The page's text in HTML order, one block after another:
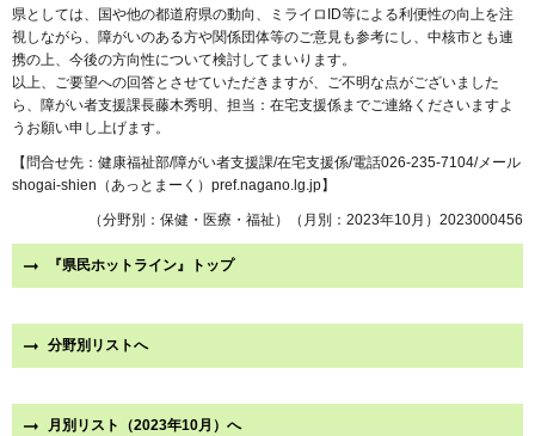
県としては、国や他の都道府県の動向、ミライロID等による利便性の向上を注
視しながら、障がいのある方や関係団体等のご意見も参考にし、中核市とも連
携の上、今後の方向性について検討してまいります。
以上、ご要望への回答とさせていただきますが、ご不明な点がございました
ら、障がい者支援課長藤木秀明、担当：在宅支援係までご連絡くださいますよ
うお願い申し上げます。
【問合せ先：健康福祉部/障がい者支援課/在宅支援係/電話026-235-7104/メール
shogai-shien（あっとまーく）pref.nagano.lg.jp】
（分野別：保健・医療・福祉）（月別：2023年10月）2023000456
『県民ホットライン』トップ
分野別リストへ
月別リスト（2023年10月）へ